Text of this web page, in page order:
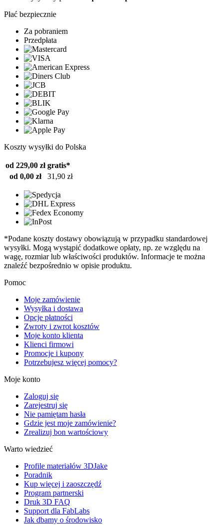
Płać bezpiecznie
Za pobraniem
Przedpłata
Koszty wysyłki do Polska
od 229,00 zł gratis*
od 0,00 zł
31,90 zł
*Podane koszty dostawy obowiązują w przypadku standardowej
wysyłki. Mogą wystąpić dodatkowe opłaty, np. ze względu na
wagę, rozmiar lub właściwości produktów. Informacje te można
znaleźć bezpośrednio w opisie produktu.
Pomoc
Moje zamówienie
Wysyłka i dostawa
Opcje płatności
Zwroty i zwrot kosztów
Moje konto klienta
Klienci firmowi
Promocje i kupony
Potrzebujesz więcej pomocy?
Moje konto
Zaloguj się
Zarejestruj się
Nie pamiętam hasła
Gdzie jest moje zamówienie?
Zrealizuj bon wartościowy
Warto wiedzieć
Profile materiałów 3DJake
Poradnik
Kup więcej i zaoszczędź
Program partnerski
Druk 3D FAQ
Support dla FabLabs
Jak dbamy o środowisko